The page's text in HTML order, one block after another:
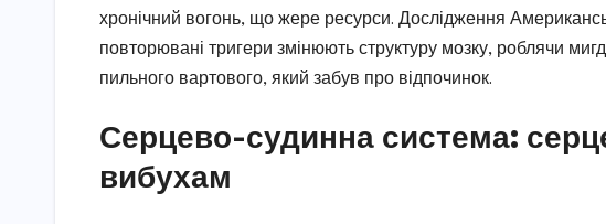
хронічний вогонь, що жере ресурси. Дослідження
повторювані тригери змінюють структуру мозку, роблячи
пильного вартового, який забув про відпочинок.
Серцево-судинна система:
вибухам